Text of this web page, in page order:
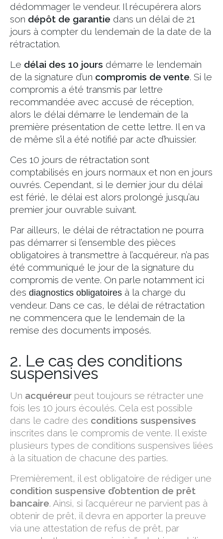
dédommager le vendeur. Il récupérera alors
son dépôt de garantie dans un délai de 21
jours à compter du lendemain de la date de la
rétractation.
Le délai des 10 jours démarre le lendemain
de la signature d’un compromis de vente. Si le
compromis a été transmis par lettre
recommandée avec accusé de réception,
alors le délai démarre le lendemain de la
première présentation de cette lettre. Il en va
de même s’il a été notifié par acte d’huissier.
Ces 10 jours de rétractation sont
comptabilisés en jours normaux et non en jours
ouvrés. Cependant, si le dernier jour du délai
est férié, le délai est alors prolongé jusqu’au
premier jour ouvrable suivant.
Par ailleurs, le délai de rétractation ne pourra
pas démarrer si l’ensemble des pièces
obligatoires à transmettre à l’acquéreur, n’a pas
été communiqué le jour de la signature du
compromis de vente. On parle notamment ici
des diagnostics obligatoires à la charge du
vendeur. Dans ce cas, le délai de rétractation
ne commencera que le lendemain de la
remise des documents imposés.
2. Le cas des conditions
suspensives
Un acquéreur peut toujours se rétracter une
fois les 10 jours écoulés. Cela est possible
dans le cadre des conditions suspensives
inscrites dans le compromis de vente. Il existe
plusieurs types de conditions suspensives liées
à la situation de chacune des parties.
Premièrement, il est obligatoire de rédiger une
condition suspensive d’obtention de prêt
bancaire. Ainsi, si l’acquéreur ne parvient pas à
obtenir de prêt, il devra en apporter la preuve
via une attestation de refus de prêt, par